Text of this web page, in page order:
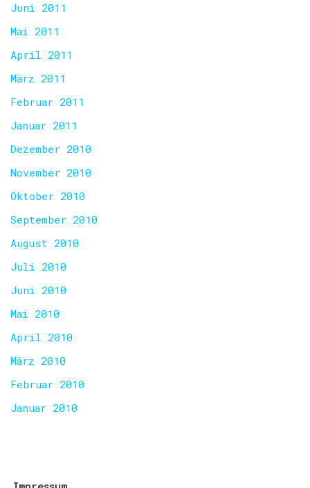
Juni 2011
Mai 2011
April 2011
März 2011
Februar 2011
Januar 2011
Dezember 2010
November 2010
Oktober 2010
September 2010
August 2010
Juli 2010
Juni 2010
Mai 2010
April 2010
März 2010
Februar 2010
Januar 2010